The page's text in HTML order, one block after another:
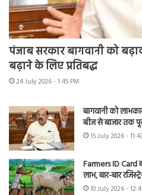
पंजाब सरकार बागवानी को
बढ़ाने के लिए प्रतिबद्ध
24 July 2026 - 1:45 PM
बागवानी को
बीज से बाजार तक
15 July 2026 -
Farmers ID Card
लाभ, बार-बार
10 July 2026 -